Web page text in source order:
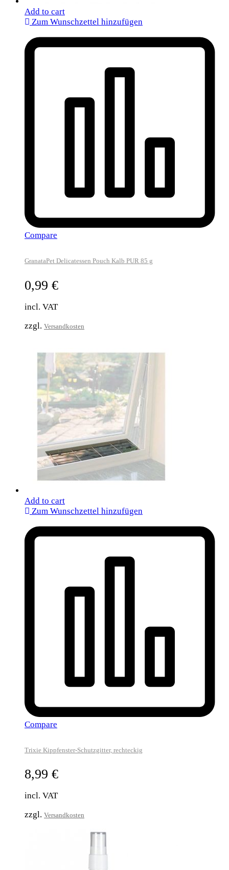
Add to cart
Zum Wunschzettel hinzufügen
Compare
GranataPet Delicatessen Pouch Kalb PUR 85 g
0,99 €
incl. VAT
zzgl. Versandkosten
Add to cart
Zum Wunschzettel hinzufügen
Compare
Trixie Kippfenster-Schutzgitter, rechteckig
8,99 €
incl. VAT
zzgl. Versandkosten